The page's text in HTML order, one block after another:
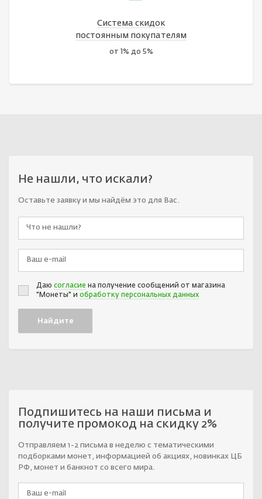
Система скидок
постоянным покупателям
от 1% до 5%
Не нашли, что искали?
Оставьте заявку и мы найдём это для Вас.
Даю согласие на получение сообщений от магазина
"Монеты" и обработку персональных данных
Подпишитесь на наши письма и
получите промокод на скидку 2%
Отправляем 1-2 письма в неделю с тематическими
подборками монет, информацией об акциях, новинках ЦБ
РФ, монет и банкнот со всего мира.